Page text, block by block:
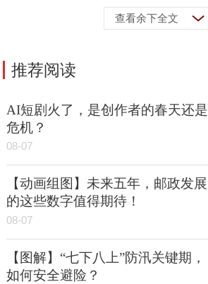
查看余下全文
推荐阅读
AI短剧火了，是创作者的春天还是
危机？
08-07
【动画组图】未来五年，邮政发展
的这些数字值得期待！
08-07
【图解】“七下八上”防汛关键期，
如何安全避险？